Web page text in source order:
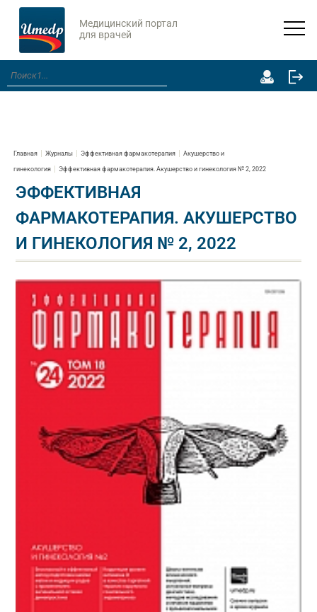
Медицинский портал
для врачей
Главная Журналы Эффективная фармакотерапия Акушерство и
гинекология Эффективная фармакотерапия. Акушерство и гинекология № 2, 2022
ЭФФЕКТИВНАЯ
ФАРМАКОТЕРАПИЯ. АКУШЕРСТВО
И ГИНЕКОЛОГИЯ № 2, 2022